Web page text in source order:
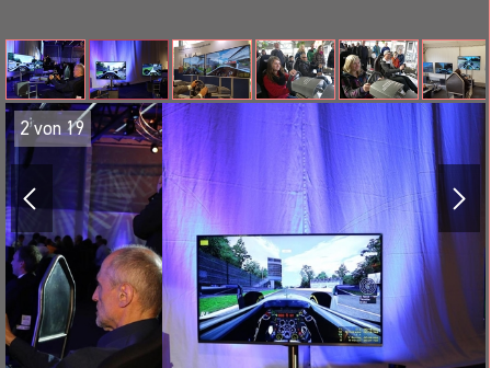
Fahrzeugbewegungen auf der Rennstrecke direkt auf den Fahrer
übertragen. Getestet bei Events von den Rennfahrern Timo
Glock und Bruno Spengler.
Systemausstattung:
Fahrsimulator (Edelstahlausführung) für spannende
Rennen
3D-Rennsimulationssoftware
Recaro Fahrersitz (verstellbar, für Fahrer mit 1,60-
1,95m Körpergröße)
Profi-Lenkrad mit Force-Feedback , Alu-Pedalsatz für
den Dauerbetrieb,
2von19